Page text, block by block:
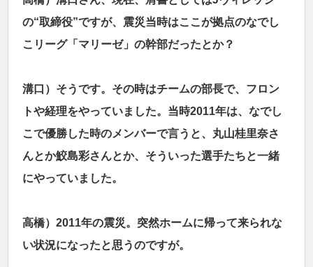
の“取締役”ですが、震災当時はここが拠点のなでし
こリーグ「マリーゼ」の幹部だったとか？
溝口）そうです。その時はチームの部長で、フロン
トや経理をやっていました。当時2011年は、なでし
こで優勝した時のメンバーで言うと、丸山桂里奈さ
んとか鮫島彩さんとか、そういった選手たちと一緒
にやっていました。
高橋）2011年の震災。突然ホームに帰って来られな
い状況になったと思うのですが。